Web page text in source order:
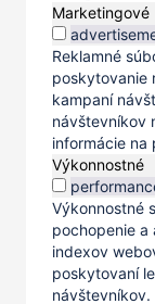
Marketingové
Reklamné
poskytovanie
kampaní
návštevníkov
informácie na
Výkonnostné
Výkonnostné
pochopenie
indexov
poskytovaní
návštevníkov.